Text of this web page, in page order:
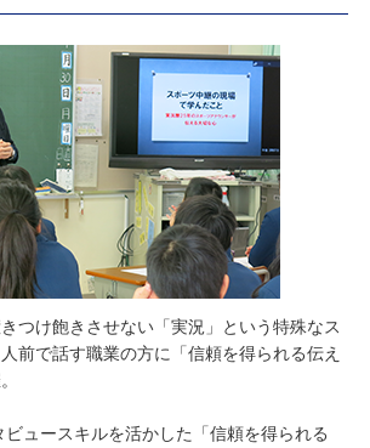
つけ飽きさせない「実況」という特殊なス
前で話す職業の方に「信頼を得られる伝え
ュースキルを活かした「信頼を得られる